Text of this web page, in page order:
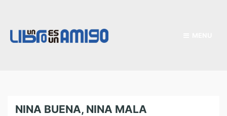
NINA BUENA, NINA MALA